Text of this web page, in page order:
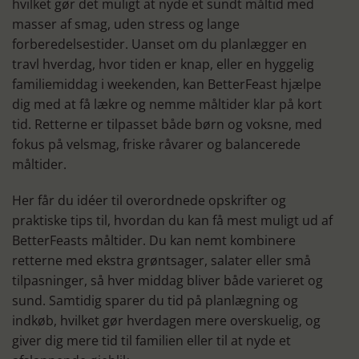
hvilket gør det muligt at nyde et sundt måltid med
masser af smag, uden stress og lange
forberedelsestider. Uanset om du planlægger en
travl hverdag, hvor tiden er knap, eller en hyggelig
familiemiddag i weekenden, kan BetterFeast hjælpe
dig med at få lækre og nemme måltider klar på kort
tid. Retterne er tilpasset både børn og voksne, med
fokus på velsmag, friske råvarer og balancerede
måltider.
Her får du idéer til overordnede opskrifter og
praktiske tips til, hvordan du kan få mest muligt ud af
BetterFeasts måltider. Du kan nemt kombinere
retterne med ekstra grøntsager, salater eller små
tilpasninger, så hver middag bliver både varieret og
sund. Samtidig sparer du tid på planlægning og
indkøb, hvilket gør hverdagen mere overskuelig, og
giver dig mere tid til familien eller til at nyde et